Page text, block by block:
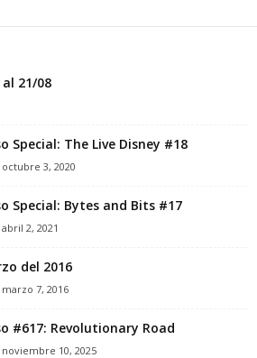
21/08
Special: The Live Disney #18
octubre 3, 2020
Special: Bytes and Bits #17
abril 2, 2021
del 2016
marzo 7, 2016
#617: Revolutionary Road
noviembre 10, 2025